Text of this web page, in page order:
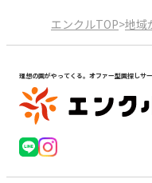
エンクルTOP>地域
理想の園がやってくる。オファー型園探しサ